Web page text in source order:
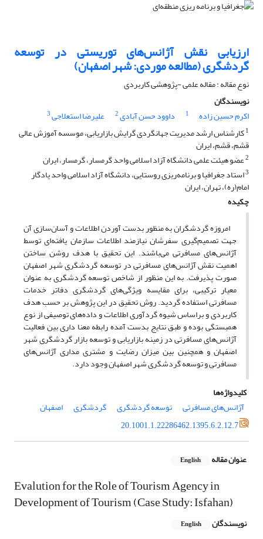
ارزیابی نقش آژانس‌های توریستی در توسعه
گردشگری (مطالعه موردی: شهر اصفهان)
نوع مقاله : مقاله علمی -پژوهشی کاربردی
نویسندگان
اکرم حسین زاده
1 داوود حسن آبادی2 علیرضا استعلاجی3
1کارشناس ارشد مدیریت جهانگردی گرایش بازاریابی، موسسه آموزش عالی
قشم، قشم، ایران
2عضو هیئت علمی دانشگاه آزاد اسلامی واحد گرمسار، گرمسار، ایران
3استاد جغرافیا و برنامه‌ریزی روستایی، دانشگاه آزاد اسلامی واحد یادگار
امام(ره)، تهران، ایران
چکیده
امروزه گردشگران به منظور بدست آوردن اطلاعات و آسان‌سازی آن
جهت تصمیم‌گیری سفرشان نیازمند اطلاعات سازمان یافته‌ای توسط
آژانس‌های مسافرتی می‌باشند. این تحقیق با هدف روشن ساختن
اهمیت نقش آژانس‌های مسافرتی در توسعه گردشگری شهر اصفهان
صورت پذیرفت. به این منظور از شاخص توسعه گردشگری به عنوان
معیار ترکیبی، برای مقایسه ویژگی‌های گردشگری دفاتر خدمات
مسافرتی استفاده گردید. روش تحقیق در این پژوهش بر حسب هدف
کاربردی و براساس شیوه گردآوری اطلاعات و داده‌های توصیفی از نوع
همبستگی بوده و طبق نتایج بدست آمده رابطه معنا داری بین فعالیت
آژانس‌های مسافرتی در زمینه بازاریابی و توسعه بازار گردشگری شهر
اصفهان و همچنین بین میزان رضایت و مشتری مداری آژانس‌های
مسافرتی و توسعه گردشگری شهر اصفهان وجود دارد.
کلیدواژه‌ها
آژانس‌های مسافرتی
توسعه گردشگری گردشگری
اصفهان
20.1001.1.22286462.1395.6.2.12.7
عنوان مقاله English
Evalution for the Role of Tourism Agency in
Development of Tourism (Case Study: Isfahan)
نویسندگان English